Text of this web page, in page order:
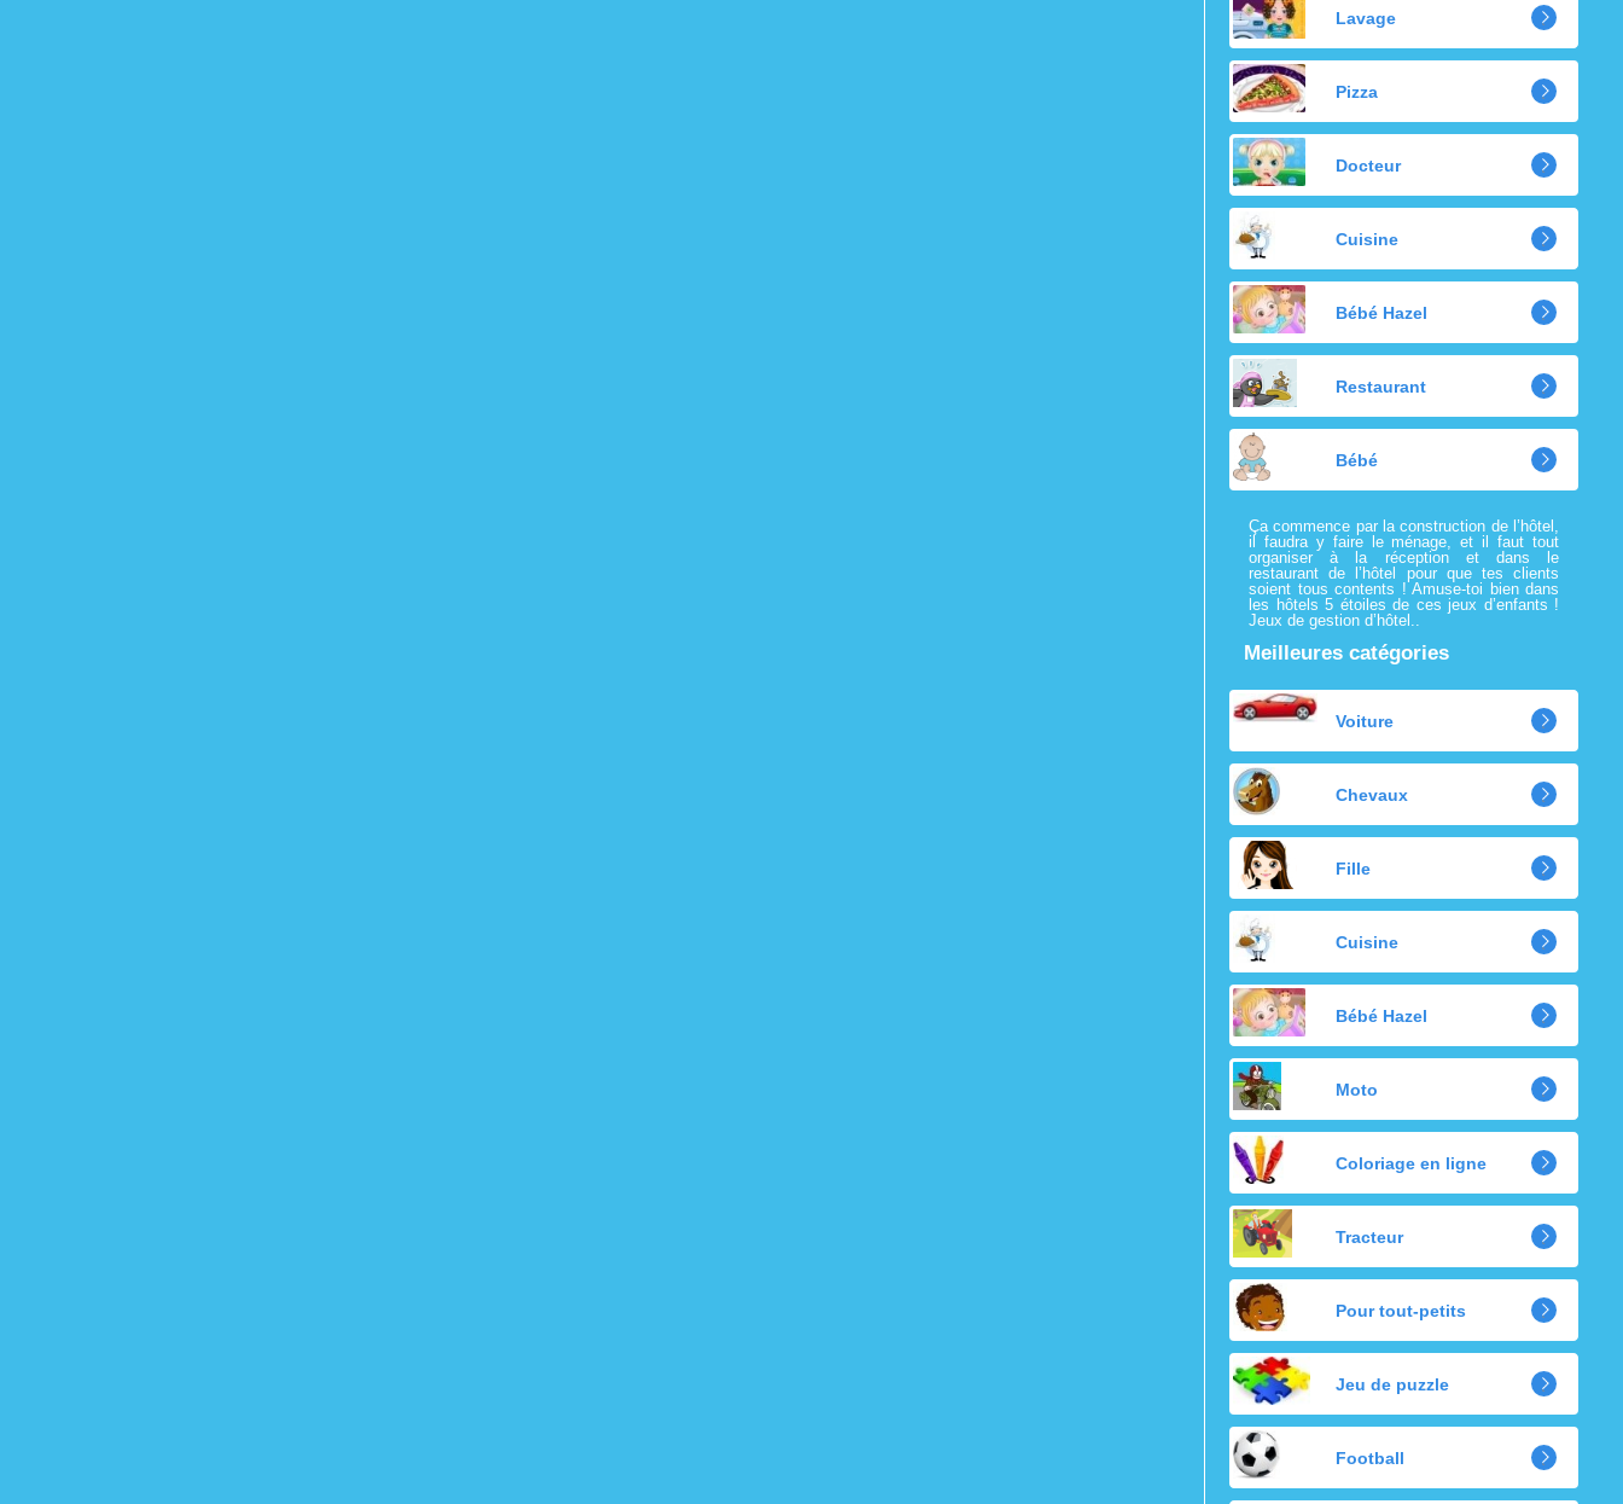
Lavage
Pizza
Docteur
Cuisine
Bébé Hazel
Restaurant
Bébé
Ça commence par la construction de l’hôtel,
il faudra y faire le ménage, et il faut tout
organiser à la réception et dans le
restaurant de l’hôtel pour que tes clients
soient tous contents ! Amuse-toi bien dans
les hôtels 5 étoiles de ces jeux d’enfants !
Jeux de gestion d’hôtel..
Meilleures catégories
Voiture
Chevaux
Fille
Cuisine
Bébé Hazel
Moto
Coloriage en ligne
Tracteur
Pour tout-petits
Jeu de puzzle
Football